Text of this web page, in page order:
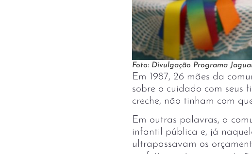
Foto: Divulgação Programa
Em 1987, 26 mães da
sobre o cuidado com seus
creche, não tinham com
Em outras palavras, a
infantil pública e, já
ultrapassavam os